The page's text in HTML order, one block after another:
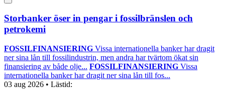
Storbanker öser in pengar i fossilbränslen och
petrokemi
FOSSILFINANSIERING Vissa internationella banker har dragit
ner sina lån till fossilindustrin, men andra har tvärtom ökat sin
finansiering av både olje... FOSSILFINANSIERING Vissa
internationella banker har dragit ner sina lån till fos...
03 aug 2026 • Lästid: